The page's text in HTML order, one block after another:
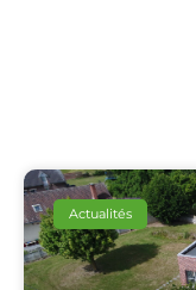
Actualités